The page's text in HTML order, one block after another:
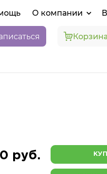
О компании
руб.